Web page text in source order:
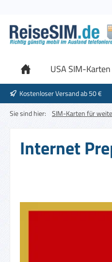
USA SIM-
Kostenloser Versand ab 50 €
Sie sind hier:
SIM-Karten für
Internet